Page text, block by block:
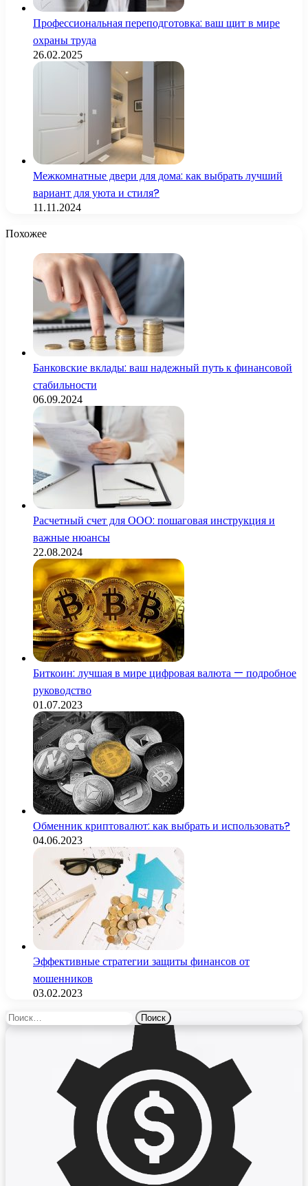
Профессиональная переподготовка: ваш щит в мире
охраны труда
26.02.2025
Межкомнатные двери для дома: как выбрать лучший
вариант для уюта и стиля?
11.11.2024
Похожее
Банковские вклады: ваш надежный путь к финансовой
стабильности
06.09.2024
Расчетный счет для ООО: пошаговая инструкция и
важные нюансы
22.08.2024
Биткоин: лучшая в мире цифровая валюта — подробное
руководство
01.07.2023
Обменник криптовалют: как выбрать и использовать?
04.06.2023
Эффективные стратегии защиты финансов от
мошенников
03.02.2023
Найти: